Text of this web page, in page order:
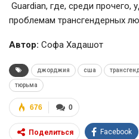
Guardian, где, среди прочего,
проблемам трансгендерных
Автор: Софа Хадашот
джорджия сша
тюрьма
0
676
Поделиться Facebook